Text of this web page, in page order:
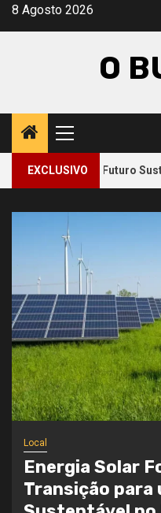
Avançar
8 Agosto 2026
O
Menu
principal
EXCLUSIVO
um Futuro Sustentável no
Local
Onde a
Caminho